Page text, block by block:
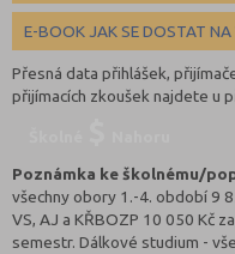
E-BOOK JAK SE DOSTAT NA
Přesná data přihlášek,
přijímacích zkoušek najdete u
Poznámka ke školnému/
všechny obory 1.-4. období 9
VS, AJ a KŘBOZP 10 050 Kč
semestr. Dálkové studium -